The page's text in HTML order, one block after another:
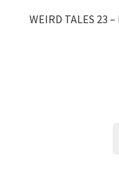
WEIRD TALES 23